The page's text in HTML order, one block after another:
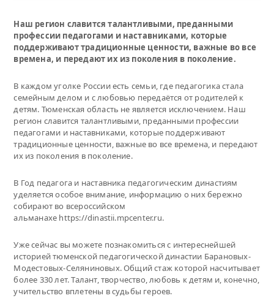
Наш регион славится талантливыми, преданными
профессии педагогами и наставниками, которые
поддерживают традиционные ценности, важные во все
времена, и передают их из поколения в поколение.
В каждом уголке России есть семьи, где педагогика стала
семейным делом и с любовью передаётся от родителей к
детям. Тюменская область не является исключением. Наш
регион славится талантливыми, преданными профессии
педагогами и наставниками, которые поддерживают
традиционные ценности, важные во все времена, и передают
их из поколения в поколение.
В Год педагога и наставника педагогическим династиям
уделяется особое внимание, информацию о них бережно
собирают во всероссийском
альманахе https://dinastii.mpcenter.ru.
Уже сейчас вы можете познакомиться с интереснейшей
историей тюменской педагогической династии Барановых-
Модестовых-Селяниновых. Общий стаж которой насчитывает
более 330 лет. Талант, творчество, любовь к детям и, конечно,
учительство вплетены в судьбы героев.